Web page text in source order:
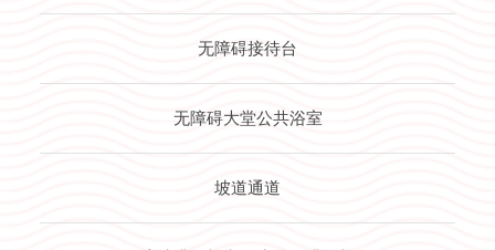
无障碍接待台
无障碍大堂公共浴室
坡道通道